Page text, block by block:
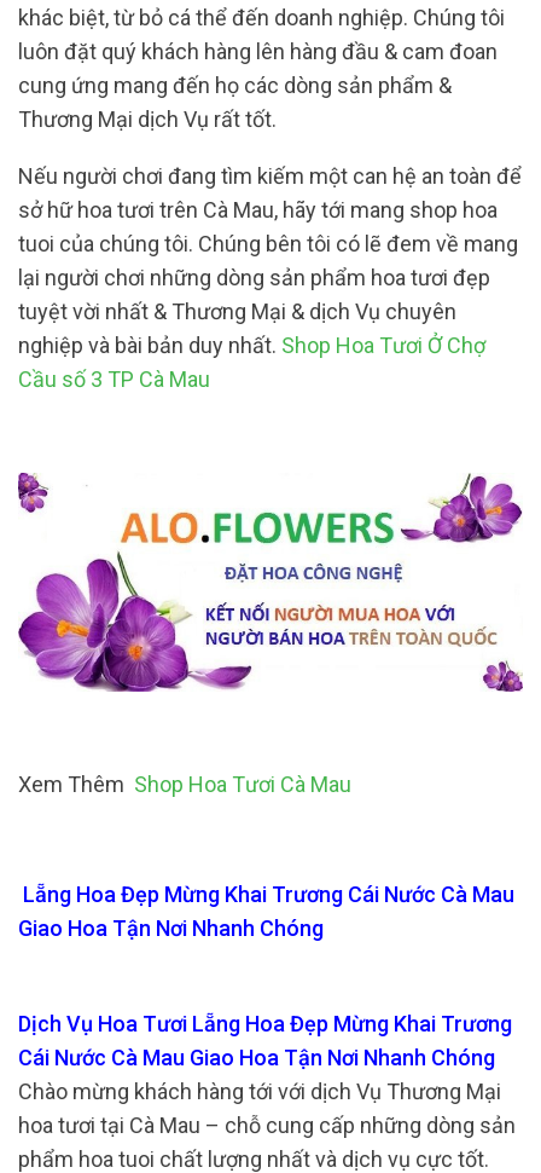
khác biệt, từ bỏ cá thể đến doanh nghiệp. Chúng tôi
luôn đặt quý khách hàng lên hàng đầu & cam đoan
cung ứng mang đến họ các dòng sản phẩm &
Thương Mại dịch Vụ rất tốt.
Nếu người chơi đang tìm kiếm một can hệ an toàn để
sở hữ hoa tươi trên Cà Mau, hãy tới mang shop hoa
tuoi của chúng tôi. Chúng bên tôi có lẽ đem về mang
lại người chơi những dòng sản phẩm hoa tươi đẹp
tuyệt vời nhất & Thương Mại & dịch Vụ chuyên
nghiệp và bài bản duy nhất. Shop Hoa Tươi Ở Chợ
Cầu số 3 TP Cà Mau
Xem Thêm Shop Hoa Tươi Cà Mau
Lẵng Hoa Đẹp Mừng Khai Trương Cái Nước Cà Mau
Giao Hoa Tận Nơi Nhanh Chóng
Dịch Vụ Hoa Tươi Lẵng Hoa Đẹp Mừng Khai Trương
Cái Nước Cà Mau Giao Hoa Tận Nơi Nhanh Chóng
Chào mừng khách hàng tới với dịch Vụ Thương Mại
hoa tươi tại Cà Mau – chỗ cung cấp những dòng sản
phẩm hoa tuoi chất lượng nhất và dịch vụ cực tốt.